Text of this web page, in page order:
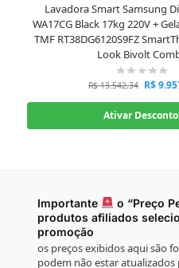
Lavadora Smart Samsung
WA17CG Black 17kg 220V +
TMF RT38DG6120S9FZ
Look Bivolt
R$13.542,34 R$
Ativar
Importante
o “Preço
produtos afiliados
promoção
os preços exibidos aqui são
podem não estar atualizados